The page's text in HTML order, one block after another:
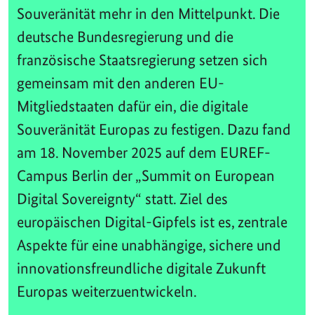
Souveränität mehr in den Mittelpunkt. Die
deutsche Bundesregierung und die
französische Staatsregierung setzen sich
gemeinsam mit den anderen EU-
Mitgliedstaaten dafür ein, die digitale
Souveränität Europas zu festigen. Dazu fand
am 18. November 2025 auf dem EUREF-
Campus Berlin der „Summit on European
Digital Sovereignty“ statt. Ziel des
europäischen Digital-Gipfels ist es, zentrale
Aspekte für eine unabhängige, sichere und
innovationsfreundliche digitale Zukunft
Europas weiterzuentwickeln.